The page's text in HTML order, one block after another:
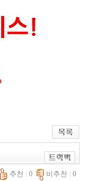
추천 : 0 비추천 : 0